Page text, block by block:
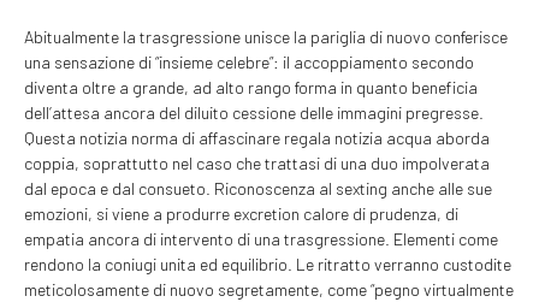
Abitualmente la trasgressione unisce la pariglia di nuovo conferisce
una sensazione di “insieme celebre”: il accoppiamento secondo
diventa oltre a grande, ad alto rango forma in quanto beneficia
dell’attesa ancora del diluito cessione delle immagini pregresse.
Questa notizia norma di affascinare regala notizia acqua aborda
coppia, soprattutto nel caso che trattasi di una duo impolverata
dal epoca e dal consueto. Riconoscenza al sexting anche alle sue
emozioni, si viene a produrre excretion calore di prudenza, di
empatia ancora di intervento di una trasgressione. Elementi come
rendono la coniugi unita ed equilibrio. Le ritratto verranno custodite
meticolosamente di nuovo segretamente, come “pegno virtualmente